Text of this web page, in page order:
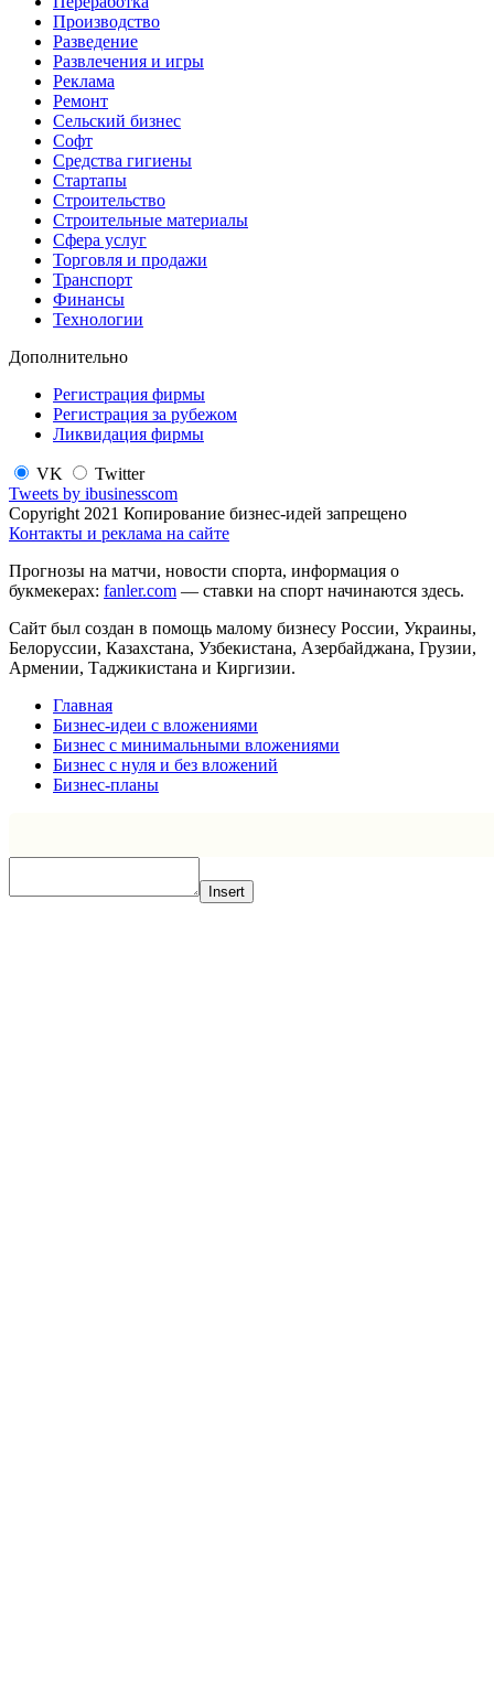
Производство
Разведение
Развлечения и игры
Реклама
Ремонт
Сельский бизнес
Софт
Средства гигиены
Стартапы
Строительство
Строительные материалы
Сфера услуг
Торговля и продажи
Транспорт
Финансы
Технологии
Дополнительно
Регистрация фирмы
Регистрация за рубежом
Ликвидация фирмы
VK
Twitter
Tweets by ibusinesscom
Copyright 2021 Копирование бизнес-идей запрещено
Контакты и реклама на сайте
Прогнозы на матчи, новости спорта, информация о
букмекерах: fanler.com — ставки на спорт начинаются здесь.
Сайт был создан в помощь малому бизнесу России, Украины,
Белоруссии, Казахстана, Узбекистана, Азербайджана, Грузии,
Армении, Таджикистана и Киргизии.
Главная
Бизнес-идеи с вложениями
Бизнес с минимальными вложениями
Бизнес с нуля и без вложений
Бизнес-планы
Insert